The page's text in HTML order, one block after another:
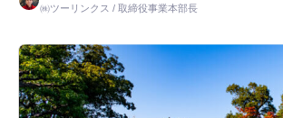
㈱ツーリンクス / 取締役事業本部長